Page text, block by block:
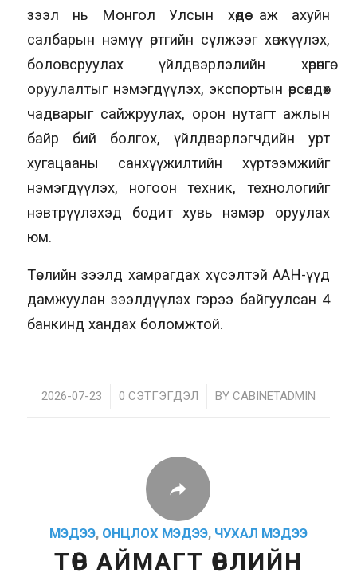
зээл нь Монгол Улсын хөдөө аж ахуйн
салбарын нэмүү өртгийн сүлжээг хөгжүүлэх,
боловсруулах үйлдвэрлэлийн хөрөнгө
оруулалтыг нэмэгдүүлэх, экспортын өрсөлдөх
чадварыг сайжруулах, орон нутагт ажлын
байр бий болгох, үйлдвэрлэгчдийн урт
хугацааны санхүүжилтийн хүртээмжийг
нэмэгдүүлэх, ногоон техник, технологийг
нэвтрүүлэхэд бодит хувь нэмэр оруулах
юм.
Төслийн зээлд хамрагдах хүсэлтэй ААН-үүд
дамжуулан зээлдүүлэх гэрээ байгуулсан 4
банкинд хандах боломжтой.
2026-07-23
/ 0 СЭТГЭГДЭЛ
/ BY CABINETADMIN
МЭДЭЭ, ОНЦЛОХ МЭДЭЭ, ЧУХАЛ МЭДЭЭ
ТӨВ АЙМАГТ ӨВЛИЙН